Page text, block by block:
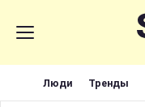
Люди Тренды